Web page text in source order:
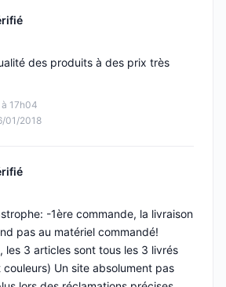
17h04
01/2018
des produits à des prix très
-1ère commande, la livraison
pas au matériel commandé!
les 3 articles sont tous les 3 livrés
Un site absolument pas